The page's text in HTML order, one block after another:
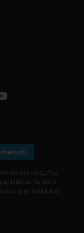
mūsų Pop
Turėsite
el. laiške, kurį